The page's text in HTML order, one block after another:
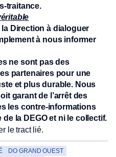
traitance.
la Direction à dialoguer
à nous informer
ne sont pas des
partenaires pour une
et plus durable. Nous
garant de l’arrêt des
les contre-informations
la DEGO et ni le collectif.
le tract lié.
DO GRAND OUEST